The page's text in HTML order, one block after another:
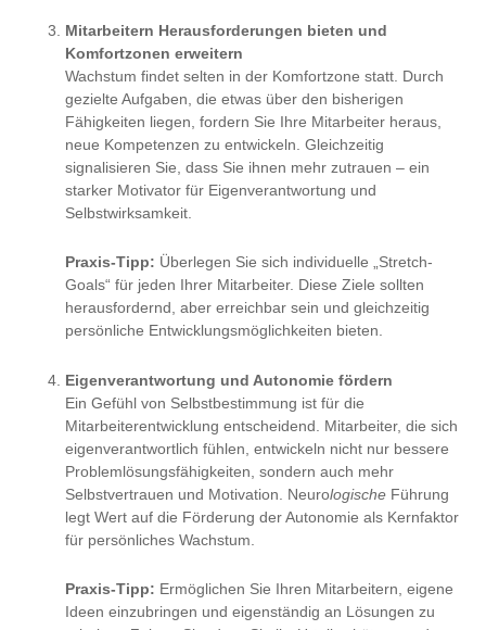
Mitarbeitern Herausforderungen bieten und
Komfortzonen erweitern
Wachstum findet selten in der Komfortzone statt. Durch
gezielte Aufgaben, die etwas über den bisherigen
Fähigkeiten liegen, fordern Sie Ihre Mitarbeiter heraus,
neue Kompetenzen zu entwickeln. Gleichzeitig
signalisieren Sie, dass Sie ihnen mehr zutrauen – ein
starker Motivator für Eigenverantwortung und
Selbstwirksamkeit.
Praxis-Tipp: Überlegen Sie sich individuelle „Stretch-
Goals“ für jeden Ihrer Mitarbeiter. Diese Ziele sollten
herausfordernd, aber erreichbar sein und gleichzeitig
persönliche Entwicklungsmöglichkeiten bieten.
Eigenverantwortung und Autonomie fördern
Ein Gefühl von Selbstbestimmung ist für die
Mitarbeiterentwicklung entscheidend. Mitarbeiter, die sich
eigenverantwortlich fühlen, entwickeln nicht nur bessere
Problemlösungsfähigkeiten, sondern auch mehr
Selbstvertrauen und Motivation. NeurologischeFührung
legt Wert auf die Förderung der Autonomie als Kernfaktor
für persönliches Wachstum.
Praxis-Tipp: Ermöglichen Sie Ihren Mitarbeitern, eigene
Ideen einzubringen und eigenständig an Lösungen zu